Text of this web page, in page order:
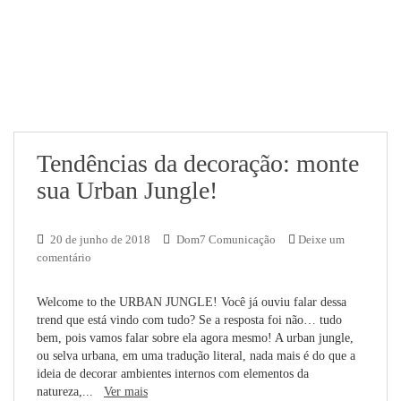
Tendências da decoração: monte
sua Urban Jungle!
20 de junho de 2018 Dom7 Comunicação
Deixe um
comentário
Welcome to the URBAN JUNGLE! Você já ouviu falar dessa
trend que está vindo com tudo? Se a resposta foi não… tudo
bem, pois vamos falar sobre ela agora mesmo! A urban jungle,
ou selva urbana, em uma tradução literal, nada mais é do que a
ideia de decorar ambientes internos com elementos da
natureza,... Ver mais